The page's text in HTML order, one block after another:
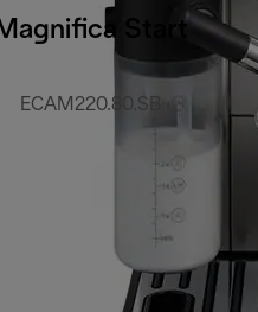
Start
ECAM220.80.SB